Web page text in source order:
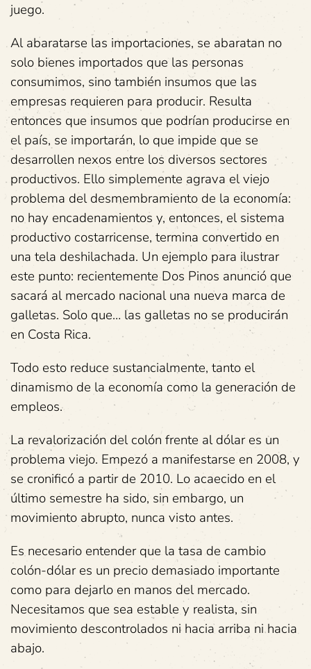
juego.
Al abaratarse las importaciones, se abaratan no
solo bienes importados que las personas
consumimos, sino también insumos que las
empresas requieren para producir. Resulta
entonces que insumos que podrían producirse en
el país, se importarán, lo que impide que se
desarrollen nexos entre los diversos sectores
productivos. Ello simplemente agrava el viejo
problema del desmembramiento de la economía:
no hay encadenamientos y, entonces, el sistema
productivo costarricense, termina convertido en
una tela deshilachada. Un ejemplo para ilustrar
este punto: recientemente Dos Pinos anunció que
sacará al mercado nacional una nueva marca de
galletas. Solo que… las galletas no se producirán
en Costa Rica.
Todo esto reduce sustancialmente, tanto el
dinamismo de la economía como la generación de
empleos.
La revalorización del colón frente al dólar es un
problema viejo. Empezó a manifestarse en 2008, y
se cronificó a partir de 2010. Lo acaecido en el
último semestre ha sido, sin embargo, un
movimiento abrupto, nunca visto antes.
Es necesario entender que la tasa de cambio
colón-dólar es un precio demasiado importante
como para dejarlo en manos del mercado.
Necesitamos que sea estable y realista, sin
movimiento descontrolados ni hacia arriba ni hacia
abajo.